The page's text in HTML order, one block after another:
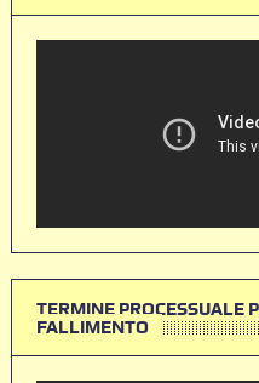
TERMINE PROCESSUALE
FALLIMENTO